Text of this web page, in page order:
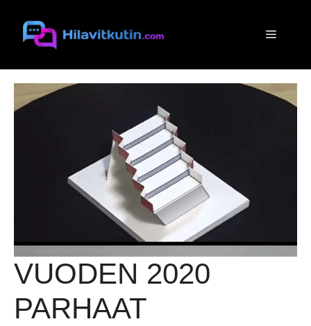
sisältöön
Valikko
VUODEN 2020
PARHAAT